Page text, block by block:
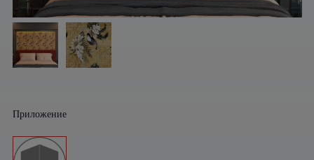
Приложение